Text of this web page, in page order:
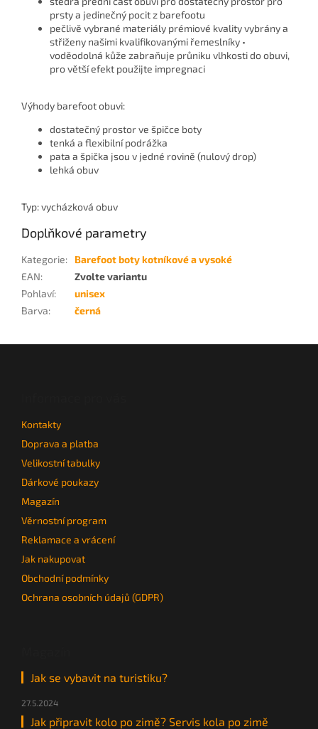
prsty a jedinečný pocit z barefootu
pečlivě vybrané materiály prémiové kvality vybrány a
střiženy našimi kvalifikovanými řemeslníky •
voděodolná kůže zabraňuje průniku vlhkosti do obuvi,
pro větší efekt použijte impregnaci
Výhody barefoot obuvi:
dostatečný prostor ve špičce boty
tenká a flexibilní podrážka
pata a špička jsou v jedné rovině (nulový drop)
lehká obuv
Typ: vycházková obuv
Doplňkové parametry
Kategorie:
Barefoot boty kotníkové a vysoké
EAN:
Zvolte variantu
Pohlaví:
unisex
Barva: černá
Kontakty
Doprava a platba
Velikostní tabulky
Dárkové poukazy
Magazín
Věrnostní program
Reklamace a vrácení
Jak nakupovat
Obchodní podmínky
Ochrana osobních údajů (GDPR)
Jak se vybavit na turistiku?
27.5.2024
Jak připravit kolo po zimě? Servis kola po zimě